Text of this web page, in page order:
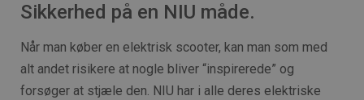
Sikkerhed på en NIU måde.
Når man køber en elektrisk scooter, kan man som med
alt andet risikere at nogle bliver “inspirerede” og
forsøger at stjæle den. NIU har i alle deres elektriske